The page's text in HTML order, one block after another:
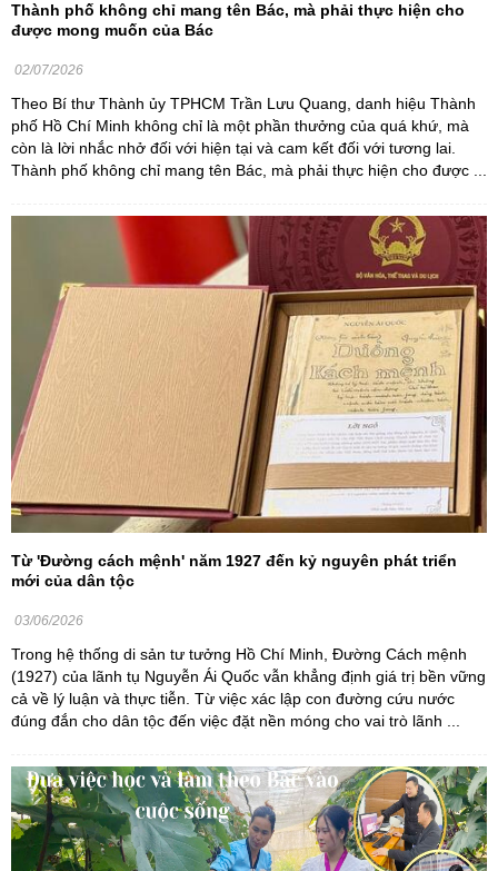
Thành phố không chỉ mang tên Bác, mà phải thực hiện cho
được mong muốn của Bác
02/07/2026
Theo Bí thư Thành ủy TPHCM Trần Lưu Quang, danh hiệu Thành
phố Hồ Chí Minh không chỉ là một phần thưởng của quá khứ, mà
còn là lời nhắc nhở đối với hiện tại và cam kết đối với tương lai.
Thành phố không chỉ mang tên Bác, mà phải thực hiện cho được ...
Từ 'Đường cách mệnh' năm 1927 đến kỷ nguyên phát triển
mới của dân tộc
03/06/2026
Trong hệ thống di sản tư tưởng Hồ Chí Minh, Đường Cách mệnh
(1927) của lãnh tụ Nguyễn Ái Quốc vẫn khẳng định giá trị bền vững
cả về lý luận và thực tiễn. Từ việc xác lập con đường cứu nước
đúng đắn cho dân tộc đến việc đặt nền móng cho vai trò lãnh ...